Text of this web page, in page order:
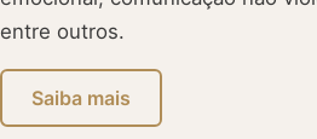
entre outros.
Saiba mais